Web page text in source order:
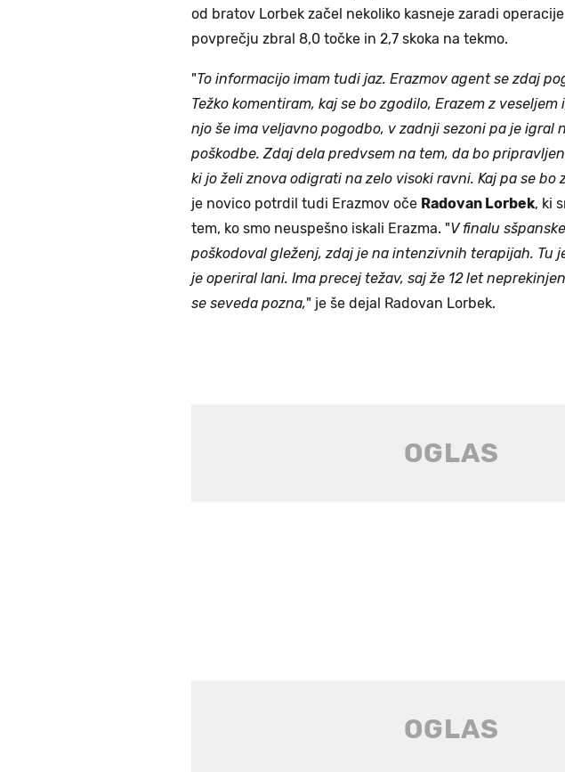
od bratov Lorbek začel nekoliko kasneje zaradi
povprečju zbral 8,0 točke in 2,7 skoka na tekmo.
"To informacijo imam tudi jaz. Erazmov agent se zdaj
Težko komentiram, kaj se bo zgodilo, Erazem z veseljem
njo še ima veljavno pogodbo, v zadnji sezoni pa je igral
poškodbe. Zdaj dela predvsem na tem, da bo
ki jo želi znova odigrati na zelo visoki ravni. Kaj pa se bo
je novico potrdil tudi Erazmov oče Radovan Lorbek, ki
tem, ko smo neuspešno iskali Erazma. "V finalu
poškodoval gleženj, zdaj je na intenzivnih terapijah. Tu
je operiral lani. Ima precej težav, saj že 12 let
se seveda pozna," je še dejal Radovan Lorbek.